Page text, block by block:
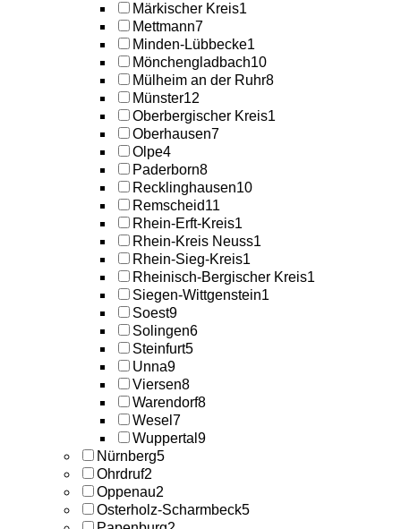
Märkischer Kreis1
Mettmann7
Minden-Lübbecke1
Mönchengladbach10
Mülheim an der Ruhr8
Münster12
Oberbergischer Kreis1
Oberhausen7
Olpe4
Paderborn8
Recklinghausen10
Remscheid11
Rhein-Erft-Kreis1
Rhein-Kreis Neuss1
Rhein-Sieg-Kreis1
Rheinisch-Bergischer Kreis1
Siegen-Wittgenstein1
Soest9
Solingen6
Steinfurt5
Unna9
Viersen8
Warendorf8
Wesel 7
Wuppertal 9
Nürnberg5
Ohrdruf2
Oppenau2
Osterholz-Scharmbeck5